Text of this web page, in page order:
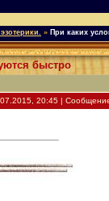
» При каких
быстро
20:45 |